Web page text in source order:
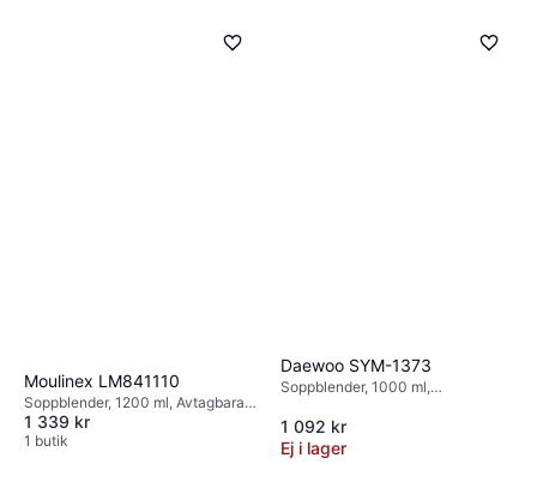
Moulinex LM841110
Soppblender, 1200 ml, Avtagbara
blad, Display, Rengöringsprogram,
980W
1 339 kr
1 butik
Daewoo SYM-1373
Soppblender, 1000 ml,
1000W
1 092 kr
Ej i lager